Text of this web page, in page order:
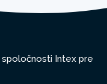
Intex pre